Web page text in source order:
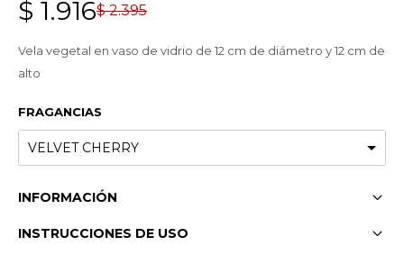
$ 1.916$ 2.395
Vela vegetal en vaso de vidrio de 12 cm de diámetro y 12 cm de
alto
FRAGANCIAS
INFORMACIÓN
INSTRUCCIONES DE USO